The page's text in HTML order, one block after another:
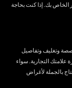
بك. إذا كنت بحاجة
وتغليف وتفاصيل
علامتك التجارية. سواء
بالجملة لأغراض